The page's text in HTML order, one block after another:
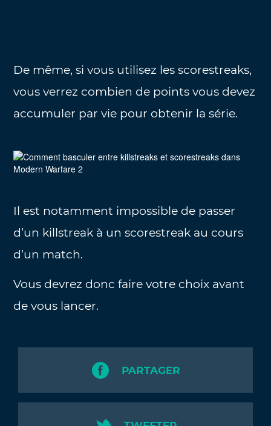
De même, si vous utilisez les scorestreaks,
vous verrez combien de points vous devez
accumuler par vie pour obtenir la série.
Il est notamment impossible de passer
d’un killstreak à un scorestreak au cours
d’un match.
Vous devrez donc faire votre choix avant
de vous lancer.
PARTAGER